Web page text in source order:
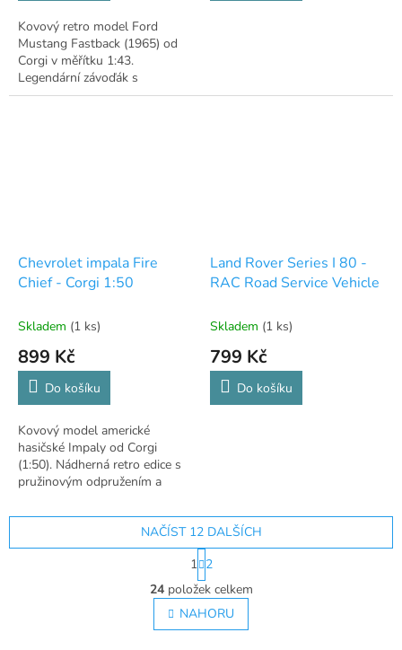
Kovový retro model Ford
Mustang Fastback (1965) od
Corgi v měřítku 1:43.
Legendární závoďák s
otevíracími dveřmi pro
Chevrolet impala Fire
Chief - Corgi 1:50
Skladem (1 ks)
899 Kč
Do košíku
Kovový model americké
hasičské Impaly od Corgi
(1:50). Nádherná retro edice s
pružinovým odpružením a
Land Rover Series I 80 -
RAC Road Service Vehicle
Skladem (1 ks)
799 Kč
Do košíku
O
v
l
á
NAČÍST 12 DALŠÍCH
S
t
r
á
n
k
1 2
24položek celkem
NAHORU